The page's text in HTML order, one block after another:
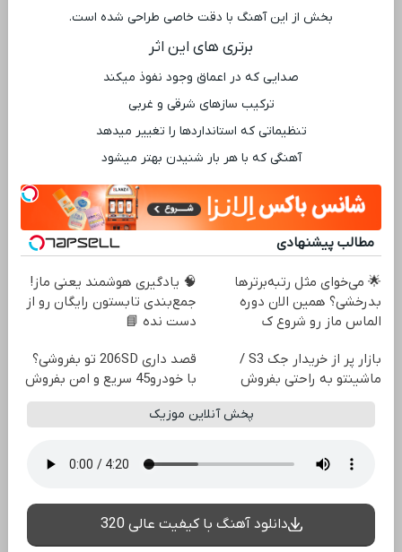
بخش از این آهنگ با دقت خاصی طراحی شده است.
برتری ‌های این اثر
صدایی که در اعماق وجود نفوذ میکند
ترکیب سازهای شرقی و غربی
تنظیماتی که استانداردها را تغییر میدهد
آهنگی که با هر بار شنیدن بهتر میشود
مطالب پیشنهادی
🌟 می‌خوای مثل رتبه‌برترها
بدرخشی؟ همین الان دوره
الماس ماز رو شروع ک
🧠 یادگیری هوشمند یعنی ماز!
جمع‌بندی تابستون رایگان رو از
دست نده 📘
بازار پر از خریدار جک S3 /
ماشینتو به راحتی بفروش
قصد داری 206SD تو بفروشی؟
با خودرو45 سریع و امن بفروش
پخش آنلاین موزیک
دانلود آهنگ با کیفیت عالی 320